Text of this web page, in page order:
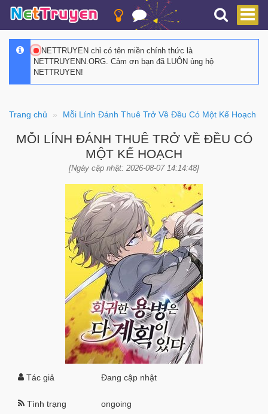
NETTRUYEN chỉ có tên miền chính thức là
NETTRUYENN.ORG. Cảm ơn bạn đã LUÔN ủng hộ
NETTRUYEN!
Trang chủ Mỗi Lính Đánh Thuê Trở Về Đều Có Một Kế Hoạch
MỖI LÍNH ĐÁNH THUÊ TRỞ VỀ ĐỀU CÓ
MỘT KẾ HOẠCH
[Ngày cập nhật: 2026-08-07 14:14:48]
Tác giả Đang cập nhật
Tình trạng ongoing